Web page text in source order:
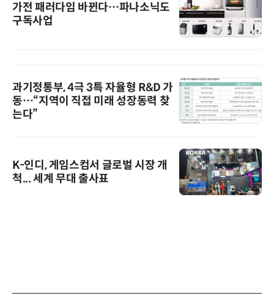
가전 패러다임 바뀐다…파나소닉도
구독사업
과기정통부, 4극 3특 자율형 R&D 가
동…“지역이 직접 미래 성장동력 찾
는다”
K-인디, 게임스컴서 글로벌 시장 개
척... 세계 무대 출사표